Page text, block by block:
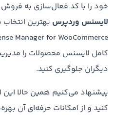
خود را با کد فعال‌سازی به فروش
لایسنس وردپرس بهترین
کامل لایسنس محصولات را
دیگران جلوگیری کنید.
پیشنهاد می‌کنیم همین حالا این
کنید و از امکانات حرفه‌ای آن